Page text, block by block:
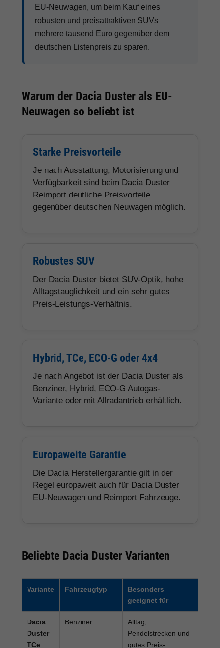
EU-Neuwagen, um beim Kauf eines
robusten und preisattraktiven SUVs
mehrere tausend Euro gegenüber dem
deutschen Listenpreis zu sparen.
Warum der Dacia Duster als EU-
Neuwagen so beliebt ist
Starke Preisvorteile
Je nach Ausstattung, Motorisierung und
Verfügbarkeit sind beim Dacia Duster
Reimport deutliche Preisvorteile
gegenüber deutschen Neuwagen möglich.
Robustes SUV
Der Dacia Duster bietet SUV-Optik, hohe
Alltagstauglichkeit und ein sehr gutes
Preis-Leistungs-Verhältnis.
Hybrid, TCe, ECO-G oder 4x4
Je nach Angebot ist der Dacia Duster als
Benziner, Hybrid, ECO-G Autogas-
Variante oder mit Allradantrieb erhältlich.
Europaweite Garantie
Die Dacia Herstellergarantie gilt in der
Regel europaweit auch für Dacia Duster
EU-Neuwagen und Reimport Fahrzeuge.
Beliebte Dacia Duster Varianten
Variante Fahrzeugtyp
Besonders
geeignet für
Dacia
Duster
TCe
Benziner
Alltag,
Pendelstrecken und
gutes Preis-